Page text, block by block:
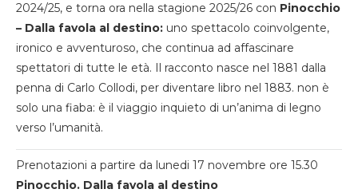
2024/25, e torna ora nella stagione 2025/26 con Pinocchio
– Dalla favola al destino: uno spettacolo coinvolgente,
ironico e avventuroso, che continua ad affascinare
spettatori di tutte le età. Il racconto nasce nel 1881 dalla
penna di Carlo Collodi, per diventare libro nel 1883. non è
solo una fiaba: è il viaggio inquieto di un’anima di legno
verso l’umanità.
Prenotazioni a partire da lunedi 17 novembre ore 15.30
Pinocchio. Dalla favola al destino